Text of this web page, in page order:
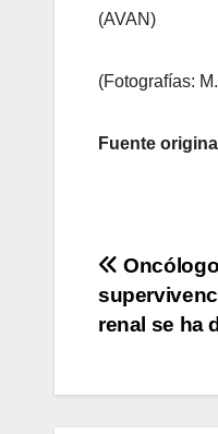
(AVAN)
(Fotografías:
Fuente
de
renal se ha